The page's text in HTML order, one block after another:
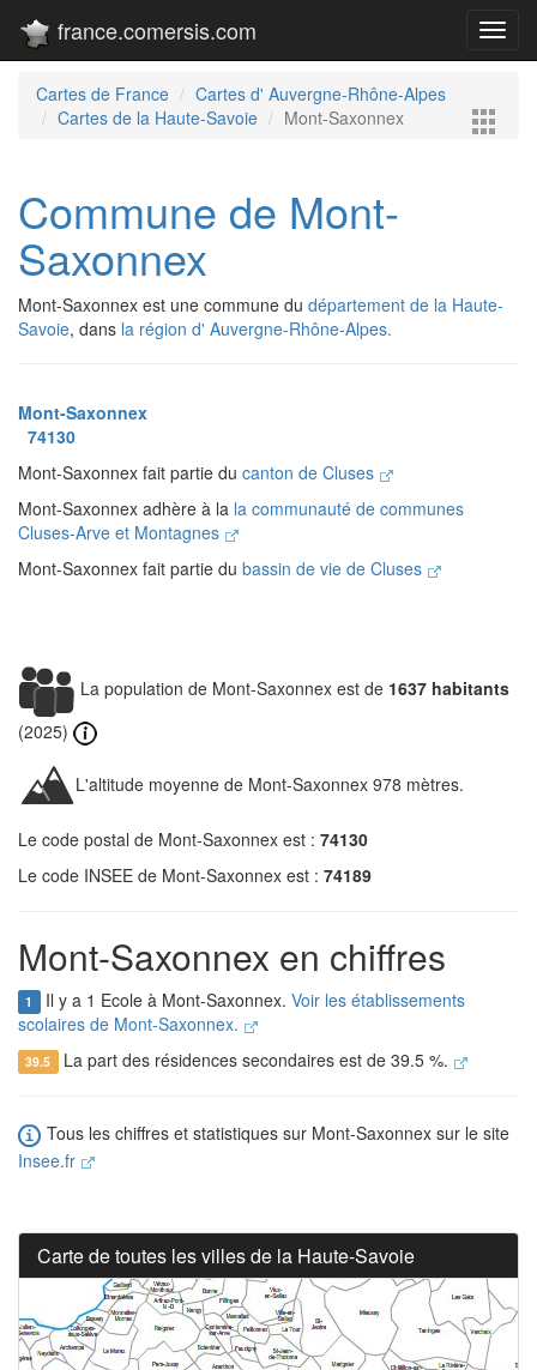
france.comersis.com
Cartes de France
Cartes d' Auvergne-Rhône-Alpes
Cartes de la Haute-Savoie
Mont-Saxonnex
Commune de Mont-
Saxonnex
Mont-Saxonnex est une commune du département de la Haute-
Savoie, dans la région d' Auvergne-Rhône-Alpes.
Mont-Saxonnex
74130
Mont-Saxonnex fait partie du canton de Cluses
Mont-Saxonnex adhère à la la communauté de communes
Cluses-Arve et Montagnes
Mont-Saxonnex fait partie du bassin de vie de Cluses
La population de Mont-Saxonnex est de 1637 habitants
(2025)
L'altitude moyenne de Mont-Saxonnex 978 mètres.
Le code postal de Mont-Saxonnex est : 74130
Le code INSEE de Mont-Saxonnex est : 74189
Mont-Saxonnex en chiffres
1 Il y a 1 Ecole à Mont-Saxonnex. Voir les établissements
scolaires de Mont-Saxonnex.
39.5 La part des résidences secondaires est de 39.5 %.
Tous les chiffres et statistiques sur Mont-Saxonnex sur le site
Insee.fr
Carte de toutes les villes de la Haute-Savoie